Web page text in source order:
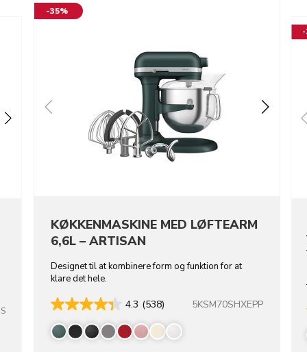
-35%
KØKKENMASKINE MED LØFTEARM
6,6L – ARTISAN
Designet til at kombinere form og funktion for at
klare det hele.
4.3 (538) 5KSM70SHXEPP
-